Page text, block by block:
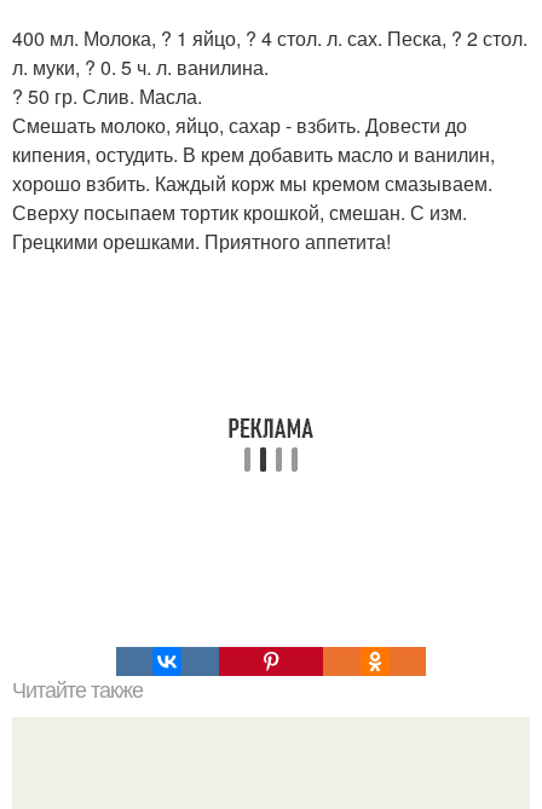
400 мл. Молока, ? 1 яйцо, ? 4 стол. л. сах. Песка, ? 2 стол.
л. муки, ? 0. 5 ч. л. ванилина.
? 50 гр. Слив. Масла.
Смешать молоко, яйцо, сахар - взбить. Довести до
кипения, остудить. В крем добавить масло и ванилин,
хорошо взбить. Каждый корж мы кремом смазываем.
Сверху посыпаем тортик крошкой, смешан. С изм.
Грецкими орешками. Приятного аппетита!
Читайте также